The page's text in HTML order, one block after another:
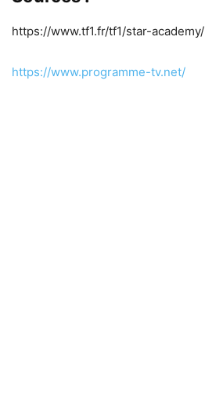
https://www.tf1.fr/tf1/star-academy/
https://www.programme-tv.net/